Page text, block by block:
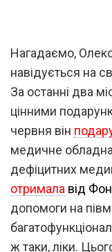
Нагадаємо,
навідується на
За останні два
цінними
червня він
медичне
дефіцитних
отримала від
допомоги на
ж таки, ліки.